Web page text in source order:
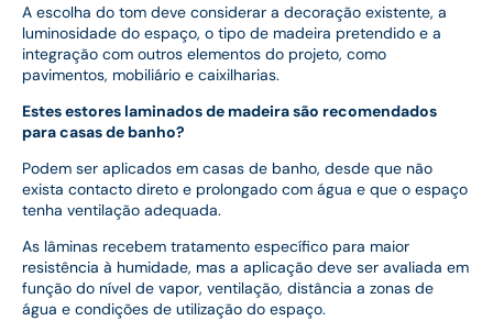
A escolha do tom deve considerar a decoração existente, a
luminosidade do espaço, o tipo de madeira pretendido e a
integração com outros elementos do projeto, como
pavimentos, mobiliário e caixilharias.
Estes estores laminados de madeira são recomendados
para casas de banho?
Podem ser aplicados em casas de banho, desde que não
exista contacto direto e prolongado com água e que o espaço
tenha ventilação adequada.
As lâminas recebem tratamento específico para maior
resistência à humidade, mas a aplicação deve ser avaliada em
função do nível de vapor, ventilação, distância a zonas de
água e condições de utilização do espaço.